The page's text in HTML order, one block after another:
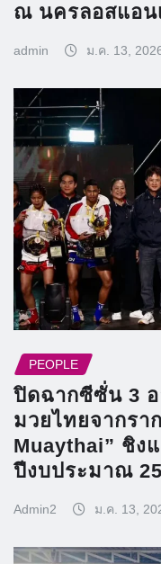
ณ นครลอสแอน
admin ม.ค. 13,
PEOPLE
ปิดฉากซีซั่น 3
มวยไทยจากร
Muaythai” ชิง
ปีงบประมาณ
Admin2 ม.ค. 13,